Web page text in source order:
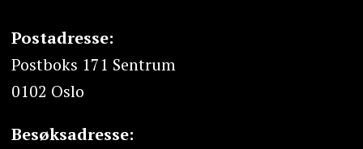
Postadresse:
Postboks 171 Sentrum
0102 Oslo
Besøksadresse: